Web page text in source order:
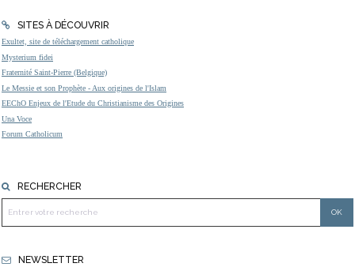
SITES À DÉCOUVRIR
Exultet, site de téléchargement catholique
Mysterium fidei
Fraternité Saint-Pierre (Belgique)
Le Messie et son Prophète - Aux origines de l'Islam
EEChO Enjeux de l'Etude du Christianisme des Origines
Una Voce
Forum Catholicum
RECHERCHER
NEWSLETTER